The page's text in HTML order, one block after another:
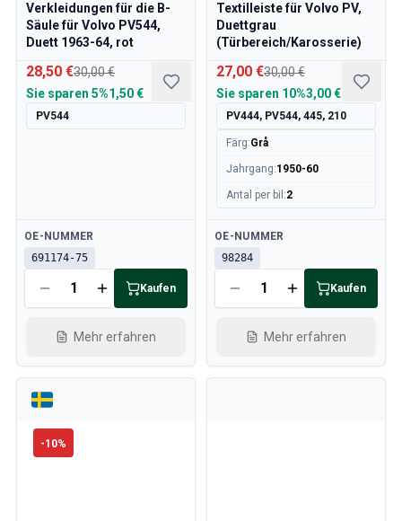
Volvo 850 Bremsanlage
Volvo 850 Räder/Nabenabdeckungen
Volvo 850 KarosserieErsatzteile
Volvo 850 Kraftstoff-/Auspuffanlage
Volvo 850 InnenraumErsatzteile
Volvo 850 Lenkung/Federung
Volvo 850 Verschiedene Ersatzteile
Volvo 940/960 Ersatzteile
Bremsen
Kraftstoff & Abgas
Felgen & Reifen
Kühlsystem
Antrieb
Gasgestänge
Verkleidungen für die B-
Säule für Volvo PV544,
Duett 1963-64, rot
28,50 €30,00 €
Sie sparen 5%1,50 €
PV544
Verfügbar
OE-NUMMER
691174-75
Kaufen
Mehr erfahren
Textilleiste für Volvo PV,
Duettgrau
(Türbereich/Karosserie)
27,00 €30,00 €
Sie sparen 10%3,00 €
PV444, PV544, 445, 210
Färg:Grå
Jahrgang:1950-60
Antal per bil :2
Verfügbar
OE-NUMMER
98284
Kaufen
Mehr erfahren
-10%